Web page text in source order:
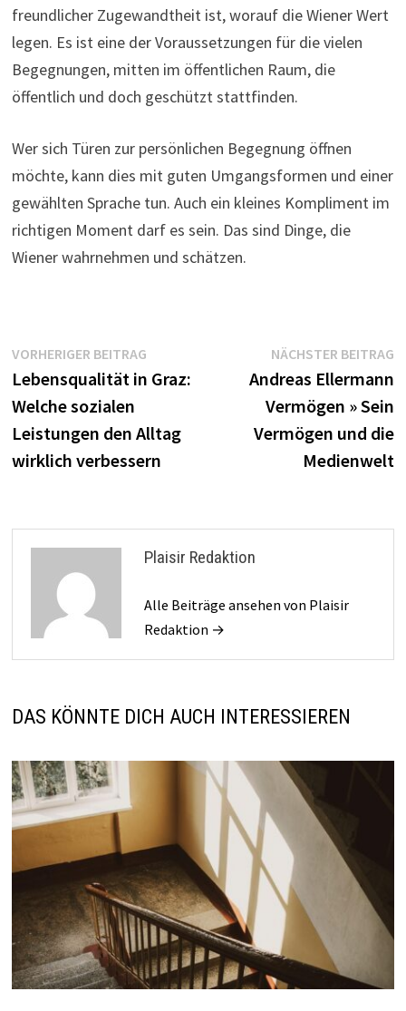
freundlicher Zugewandtheit ist, worauf die Wiener Wert
legen. Es ist eine der Voraussetzungen für die vielen
Begegnungen, mitten im öffentlichen Raum, die
öffentlich und doch geschützt stattfinden.
Wer sich Türen zur persönlichen Begegnung öffnen
möchte, kann dies mit guten Umgangsformen und einer
gewählten Sprache tun. Auch ein kleines Kompliment im
richtigen Moment darf es sein. Das sind Dinge, die
Wiener wahrnehmen und schätzen.
Beitragsnavigation
VORHERIGER BEITRAGVorheriger
Beitrag:
Lebensqualität in Graz:
Welche sozialen
Leistungen den Alltag
wirklich verbessern
NÄCHSTER BEITRAG
Andreas Ellermann
Vermögen » Sein
Vermögen und die
Medienwelt
Plaisir Redaktion
Alle Beiträge ansehen von Plaisir
Redaktion →
DAS KÖNNTE DICH AUCH INTERESSIEREN